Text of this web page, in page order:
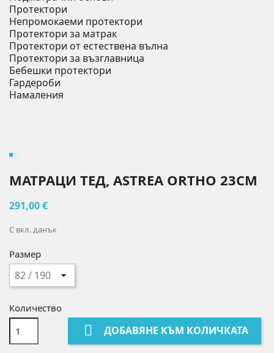
Протектори
Непромокаеми протектори
Протектори за матрак
Протектори от естествена вълна
Протектори за възглавница
Бебешки протектори
Гардероби
Намаления
МАТРАЦИ ТЕД, ASTREA ORTHO 23СМ
291,00 €
С вкл. данък
Размер
Количество
 ДОБАВЯНЕ КЪМ КОЛИЧКАТА